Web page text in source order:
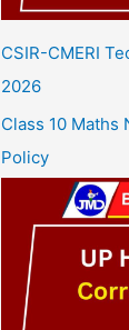
CSIR-CMERI
2026
Class 10 Maths
Policy